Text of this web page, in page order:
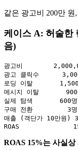
같은 광고비 200만
케이스 A: 허술한
음)
광고비
광고 클릭수
로딩 이탈       1,500
메시지 이탈       900
실제 탐색       600명
구매 전환         3명
매출 (객단가 10만원)
ROAS 15%는 사실상